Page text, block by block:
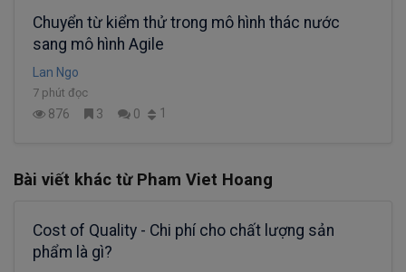
Chuyển từ kiểm thử trong mô hình thác nước
sang mô hình Agile
Lan Ngo
7 phút đọc
876 3 0 1
Bài viết khác từ Pham Viet Hoang
Cost of Quality - Chi phí cho chất lượng sản
phẩm là gì?